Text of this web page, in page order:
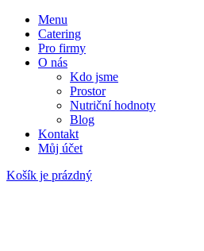
Menu
Catering
Pro firmy
O nás
Kdo jsme
Prostor
Nutriční hodnoty
Blog
Kontakt
Můj účet
Košík je prázdný